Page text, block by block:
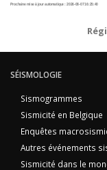
Prochaine mise à jour automatique :2026-08-07 16:25:40
SÉISMOLOGIE
Sismogrammes
Sismicité en Belgique
Enquêtes
Autres événements
Sismicité dans le